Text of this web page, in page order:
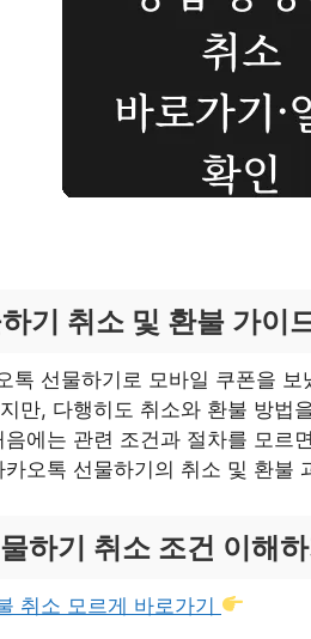
기 취소 및 환불 가이
톡 선물하기로 모바일 쿠폰을
만, 다행히도 취소와 환불 방법
에는 관련 조건과 절차를 모르
오톡 선물하기의 취소 및 환불
하기 취소 조건 이해
취소 모르게 바로가기